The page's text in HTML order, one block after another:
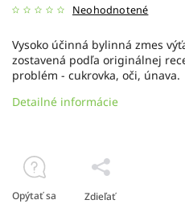
Neohodnotené
Vysoko účinná bylinná zmes
zostavená podľa originálnej
problém - cukrovka, oči, únava.
Detailné informácie
Opýtať sa Zdieľať